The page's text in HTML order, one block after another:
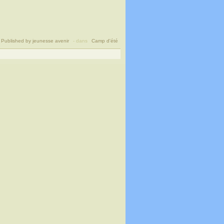
Published by jeunesse avenir - dans Camp d'été